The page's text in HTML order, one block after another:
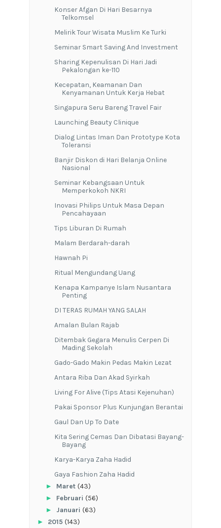
Konser Afgan Di Hari Besarnya
Telkomsel
Melirik Tour Wisata Muslim Ke Turki
Seminar Smart Saving And Investment
Sharing Kepenulisan Di Hari Jadi
Pekalongan ke-110
Kecepatan, Keamanan Dan
Kenyamanan Untuk Kerja Hebat
Singapura Seru Bareng Travel Fair
Launching Beauty Clinique
Dialog Lintas Iman Dan Prototype Kota
Toleransi
Banjir Diskon di Hari Belanja Online
Nasional
Seminar Kebangsaan Untuk
Memperkokoh NKRI
Inovasi Philips Untuk Masa Depan
Pencahayaan
Tips Liburan Di Rumah
Malam Berdarah-darah
Hawnah Pi
Ritual Mengundang Uang
Kenapa Kampanye Islam Nusantara
Penting
DI TERAS RUMAH YANG SALAH
Amalan Bulan Rajab
Ditembak Gegara Menulis Cerpen Di
Mading Sekolah
Gado-Gado Makin Pedas Makin Lezat
Antara Riba Dan Akad Syirkah
Living For Alive (Tips Atasi Kejenuhan)
Pakai Sponsor Plus Kunjungan Berantai
Gaul Dan Up To Date
Kita Sering Cemas Dan Dibatasi Bayang-
Bayang
Karya-Karya Zaha Hadid
Gaya Fashion Zaha Hadid
► Maret (43)
► Februari (56)
► Januari (63)
► 2015 (143)